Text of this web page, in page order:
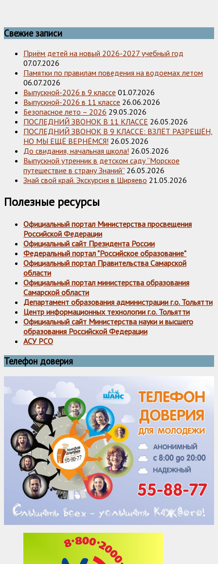
Свежие записи
Приём детей на новый 2026-2027 учебный год
07.07.2026
Памятки по правилам поведения на водоемах летом
06.07.2026
Выпускной-2026 в 9 классе 01.07.2026
Выпускной-2026 в 11 классе 26.06.2026
Безопасное лето – 2026 29.05.2026
ПОСЛЕДНИЙ ЗВОНОК В 11 КЛАССЕ 26.05.2026
ПОСЛЕДНИЙ ЗВОНОК В 9 КЛАССЕ: ВЗЛЁТ РАЗРЕШЁН,
НО МЫ ЕЩЁ ВЕРНЁМСЯ! 26.05.2026
До свидания, начальная школа! 26.05.2026
Выпускной утренник в детском саду “Морское
путешествие в страну Знаний” 26.05.2026
Знай свой край. Экскурсия в Ширяево 21.05.2026
Полезные ресурсы
Официальный портал Министерства просвещения
Российской Федерации
Официальный сайт Президента России
Федеральный портал "Российское образование"
Официальный портал Правительства Самарской
области
Официальный портал министерства образования
Самарской области
Департамент образования администрации г.о. Тольятти
Центр информационных технологии г.о. Тольятти
Официальный сайт Министерства науки и высшего
образования Российской Федерации
АСУ РСО
Телефон доверия